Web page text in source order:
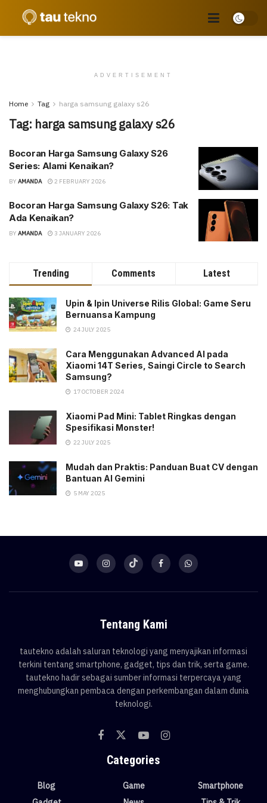
ADVERTISEMENT
Home Tag harga samsung galaxy s26
Tag: harga samsung galaxy s26
Bocoran Harga Samsung Galaxy S26
Series: Alami Kenaikan?
BY AMANDA 2 FEBRUARY 2026
Bocoran Harga Samsung Galaxy S26: Tak
Ada Kenaikan?
BY AMANDA 3 JANUARY 2026
Trending Comments Latest
Upin & Ipin Universe Rilis Global: Game Seru
Bernuansa Kampung
24 JULY 2025
Cara Menggunakan Advanced AI pada
Xiaomi 14T Series, Saingi Circle to Search
Samsung?
17 OCTOBER 2024
Xiaomi Pad Mini: Tablet Ringkas dengan
Spesifikasi Monster!
22 JULY 2025
Mudah dan Praktis: Panduan Buat CV dengan
Bantuan AI Gemini
5 MAY 2025
Tentang Kami
tautekno adalah saluran teknologi yang menyajikan informasi
terkini tentang smartphone, gadget, tips dan trik, serta game.
tautekno hadir sebagai sumber informasi terpercaya yang
menghubungkan pembaca dengan perkembangan dalam dunia
teknologi.
Categories
Blog
Game
Smartphone